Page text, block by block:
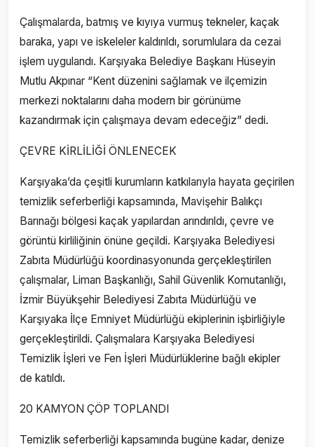
Çalışmalarda, batmış ve kıyıya vurmuş tekneler, kaçak
baraka, yapı ve iskeleler kaldırıldı, sorumlulara da cezai
işlem uygulandı. Karşıyaka Belediye Başkanı Hüseyin
Mutlu Akpınar “Kent düzenini sağlamak ve ilçemizin
merkezi noktalarını daha modern bir görünüme
kazandırmak için çalışmaya devam edeceğiz” dedi.
ÇEVRE KİRLİLİĞİ ÖNLENECEK
Karşıyaka’da çeşitli kurumların katkılarıyla hayata geçirilen
temizlik seferberliği kapsamında, Mavişehir Balıkçı
Barınağı bölgesi kaçak yapılardan arındırıldı, çevre ve
görüntü kirliliğinin önüne geçildi. Karşıyaka Belediyesi
Zabıta Müdürlüğü koordinasyonunda gerçekleştirilen
çalışmalar, Liman Başkanlığı, Sahil Güvenlik Komutanlığı,
İzmir Büyükşehir Belediyesi Zabıta Müdürlüğü ve
Karşıyaka İlçe Emniyet Müdürlüğü ekiplerinin işbirliğiyle
gerçekleştirildi. Çalışmalara Karşıyaka Belediyesi
Temizlik İşleri ve Fen İşleri Müdürlüklerine bağlı ekipler
de katıldı.
20 KAMYON ÇÖP TOPLANDI
Temizlik seferberliği kapsamında bugüne kadar, denize